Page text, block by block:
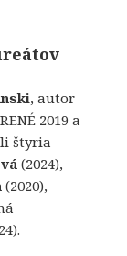
, autor
2019 a
štyria
(2024),
(2020),